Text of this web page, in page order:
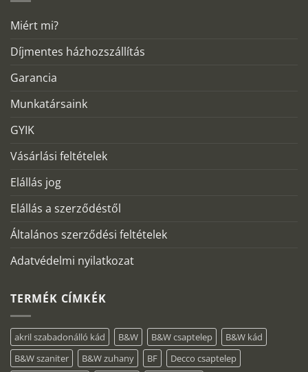
Miért mi?
Díjmentes házhozszállítás
Garancia
Munkatársaink
GYIK
Vásárlási feltételek
Elállás jog
Elállás a szerződéstől
Általános szerződési feltételek
Adatvédelmi nyilatkozat
TERMÉK CÍMKÉK
akril szabadonálló kád B&W B&W csaptelep
B&W kád
B&W szaniter
B&W zuhany BF
Decco csaptelep